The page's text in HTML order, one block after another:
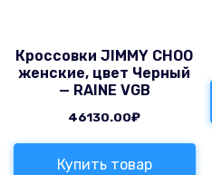
Кроссовки JIMMY CHOO
женские, цвет Черный
— RAINE VGB
46130.00₽
Купить товар